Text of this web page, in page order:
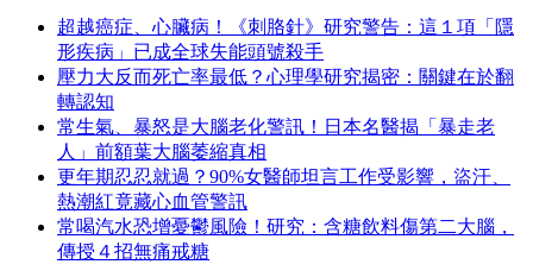
超越癌症、心臟病！《刺胳針》研究警告：這１項「隱
形疾病」已成全球失能頭號殺手
壓力大反而死亡率最低？心理學研究揭密：關鍵在於翻
轉認知
常生氣、暴怒是大腦老化警訊！日本名醫揭「暴走老
人」前額葉大腦萎縮真相
更年期忍忍就過？90%女醫師坦言工作受影響，盜汗、
熱潮紅竟藏心血管警訊
常喝汽水恐增憂鬱風險！研究：含糖飲料傷第二大腦，
傳授４招無痛戒糖